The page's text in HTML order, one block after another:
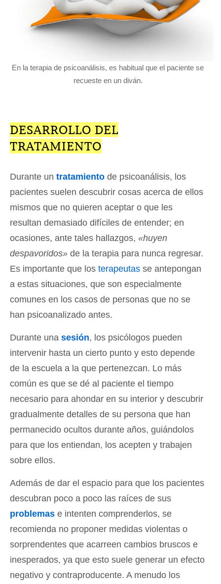
En la terapia de psicoanálisis, es habitual que el paciente se
recueste en un diván.
DESARROLLO DEL
TRATAMIENTO
Durante un tratamiento de psicoanálisis, los
pacientes suelen descubrir cosas acerca de ellos
mismos que no quieren aceptar o que les
resultan demasiado difíciles de entender; en
ocasiones, ante tales hallazgos, «huyen
despavoridos» de la terapia para nunca regresar.
Es importante que los terapeutas se antepongan
a estas situaciones, que son especialmente
comunes en los casos de personas que no se
han psicoanalizado antes.
Durante una sesión, los psicólogos pueden
intervenir hasta un cierto punto y esto depende
de la escuela a la que pertenezcan. Lo más
común es que se dé al paciente el tiempo
necesario para ahondar en su interior y descubrir
gradualmente detalles de su persona que han
permanecido ocultos durante años, guiándolos
para que los entiendan, los acepten y trabajen
sobre ellos.
Además de dar el espacio para que los pacientes
descubran poco a poco las raíces de sus
problemas e intenten comprenderlos, se
recomienda no proponer medidas violentas o
sorprendentes que acarreen cambios bruscos e
inesperados, ya que esto suele generar un efecto
negativo y contraproducente. A menudo los